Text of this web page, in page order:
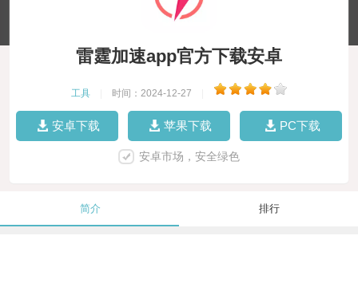
雷霆加速app官方下载安卓
工具 时间：2024-12-27
安卓下载 苹果下载 PC下载
安卓市场，安全绿色
简介 排行